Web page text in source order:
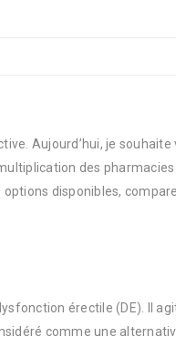
Aujourd’hui, je
des
disponibles,
érectile (DE). Il
comme une